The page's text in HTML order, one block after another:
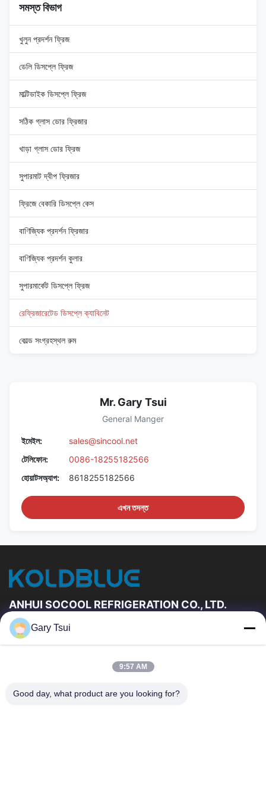
সমস্ত বিভাগ
খুলুন প্রদর্শন ফ্রিজ
ডেলি ডিসপ্লে ফ্রিজ
মাল্টিডাইক ডিসপ্লে ফ্রিজ
সঠিক গ্লাস ডোর ফ্রিজার
খাড়া গ্লাস ডোর ফ্রিজ
সুপারমাট দ্বীপ ফ্রিজার
ফ্রিজে বেকারি ডিসপ্লে কেস
বাণিজ্যিক প্রদর্শন ফ্রিজার
বাণিজ্যিক প্রদর্শন কুলার
সুপারমার্কেট ডিসপ্লে ফ্রিজ
রেফ্রিজারেটেড ডিসপ্লে ক্যাবিনেট
কোল্ড সংগ্রহস্থল রুম
Mr. Gary Tsui
General Manger
ইমেইল:
sales@sincool.net
টেলিফোন:
0086-18255182566
হোয়াটসঅ্যাপ:
8618255182566
এখন তদন্ত
ANHUI SOCOOL REFRIGERATION CO., LTD.
দ্রুত লিঙ্ক
আমাদের সম্পর্কে
কারখানা ভ্রমণ
মান নিয়ন্ত্রণ
Gary Tsui
9:57 AM
Good day, what product are you looking for?